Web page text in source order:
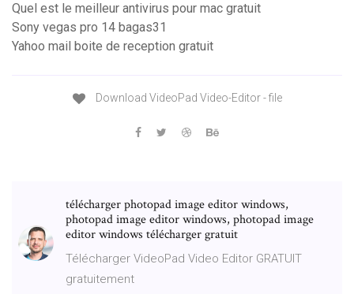
Quel est le meilleur antivirus pour mac gratuit
Sony vegas pro 14 bagas31
Yahoo mail boite de reception gratuit
Download VideoPad Video-Editor - file
télécharger photopad image editor windows,
photopad image editor windows, photopad image
editor windows télécharger gratuit
Télécharger VideoPad Video Editor GRATUIT
gratuitement